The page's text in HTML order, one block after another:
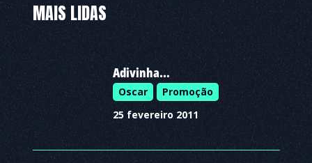
MAIS LIDAS
Adivinha…
Oscar
Promoção
25 fevereiro 2011